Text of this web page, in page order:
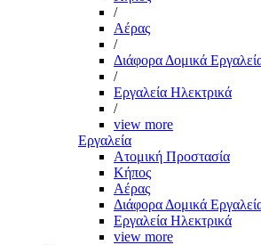
/
Αέρας
/
Διάφορα Δομικά
/
Εργαλεία Ηλεκτρικά
/
view more
Εργαλεία
Aτομική Προστασία
Kήπος
Αέρας
Διάφορα Δομικά
Εργαλεία Ηλεκτρικά
view more